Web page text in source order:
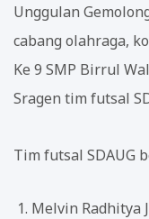
Unggulan
cabang olahraga,
Ke 9 SMP Birrul
Sragen tim futsal
Tim futsal SDAUG
Melvin Radhitya